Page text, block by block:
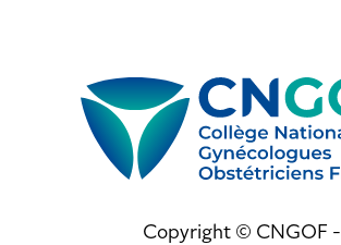
Copyright © CNGOF -